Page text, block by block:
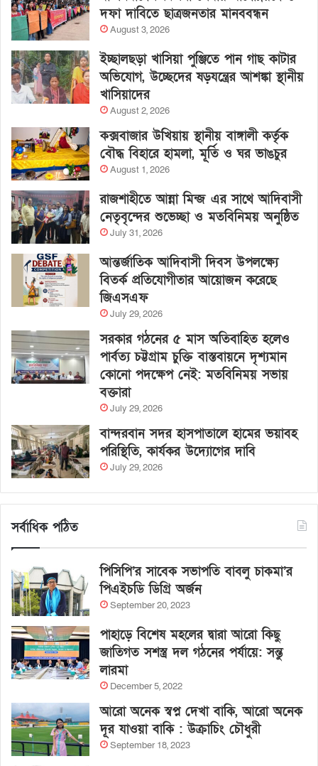
দফা দাবিতে ছাত্রজনতার মানববন্ধন
August 3, 2026
ইচ্ছালছড়া খাসিয়া পুঞ্জিতে পান গাছ কাটার
অভিযোগ, উচ্ছেদের ষড়যন্ত্রের আশঙ্কা স্থানীয়
খাসিয়াদের
August 2, 2026
কক্সবাজার উখিয়ায় স্থানীয় বাঙ্গালী কর্তৃক
বৌদ্ধ বিহারে হামলা, মূর্তি ও ঘর ভাঙচুর
August 1, 2026
রাজশাহীতে আন্না মিন্জ এর সাথে আদিবাসী
নেতৃবৃন্দের শুভেচ্ছা ও মতবিনিময় অনুষ্ঠিত
July 31, 2026
আন্তর্জাতিক আদিবাসী দিবস উপলক্ষ্যে
বিতর্ক প্রতিযোগীতার আয়োজন করেছে
জিএসএফ
July 29, 2026
সরকার গঠনের ৫ মাস অতিবাহিত হলেও
পার্বত্য চট্টগ্রাম চুক্তি বাস্তবায়নে দৃশ্যমান
কোনো পদক্ষেপ নেই: মতবিনিময় সভায়
বক্তারা
July 29, 2026
বান্দরবান সদর হাসপাতালে হামের ভয়াবহ
পরিস্থিতি, কার্যকর উদ্যোগের দাবি
July 29, 2026
সর্বাধিক পঠিত
পিসিপি’র সাবেক সভাপতি বাবলু চাকমা’র
পিএইচডি ডিগ্রি অর্জন
September 20, 2023
পাহাড়ে বিশেষ মহলের দ্বারা আরো কিছু
জাতিগত সশস্ত্র দল গঠনের পর্যায়ে: সন্তু
লারমা
December 5, 2022
আরো অনেক স্বপ্ন দেখা বাকি, আরো অনেক
দূর যাওয়া বাকি : উক্রাচিং চৌধুরী
September 18, 2023